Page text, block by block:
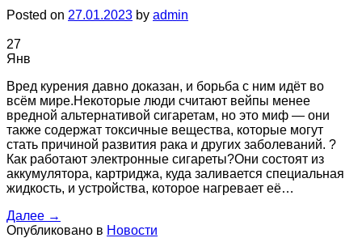
Posted on 27.01.2023 by admin
27
Янв
Вред курения давно доказан, и борьба с ним идёт во
всём мире.Некоторые люди считают вейпы менее
вредной альтернативой сигаретам, но это миф — они
также содержат токсичные вещества, которые могут
стать причиной развития рака и других заболеваний. ?
Как работают электронные сигареты?Они состоят из
аккумулятора, картриджа, куда заливается специальная
жидкость, и устройства, которое нагревает её…
Далее →
Опубликовано в Новости